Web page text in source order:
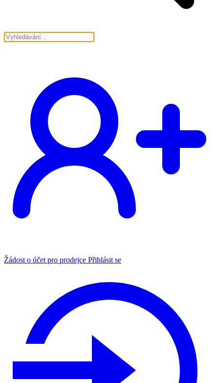
Žádost o účet pro prodejce Přihlásit se